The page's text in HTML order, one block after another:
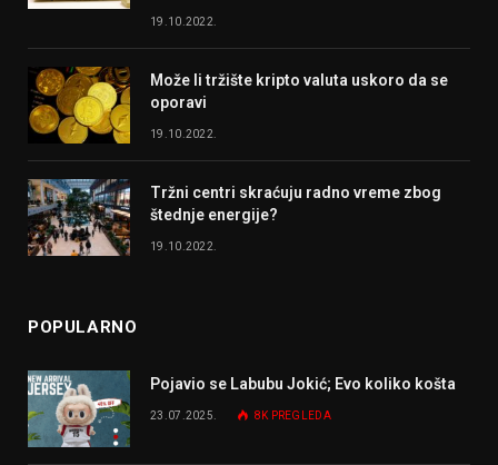
19.10.2022.
Može li tržište kripto valuta uskoro da se
oporavi
19.10.2022.
Tržni centri skraćuju radno vreme zbog
štednje energije?
19.10.2022.
POPULARNO
Pojavio se Labubu Jokić; Evo koliko košta
23.07.2025. 8K PREGLEDA